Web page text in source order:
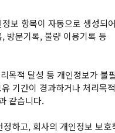
보 항목이 자동으로 생성되
방문기록, 불량 이용기록 등
같습니다.
하고, 회사의 개인정보 보